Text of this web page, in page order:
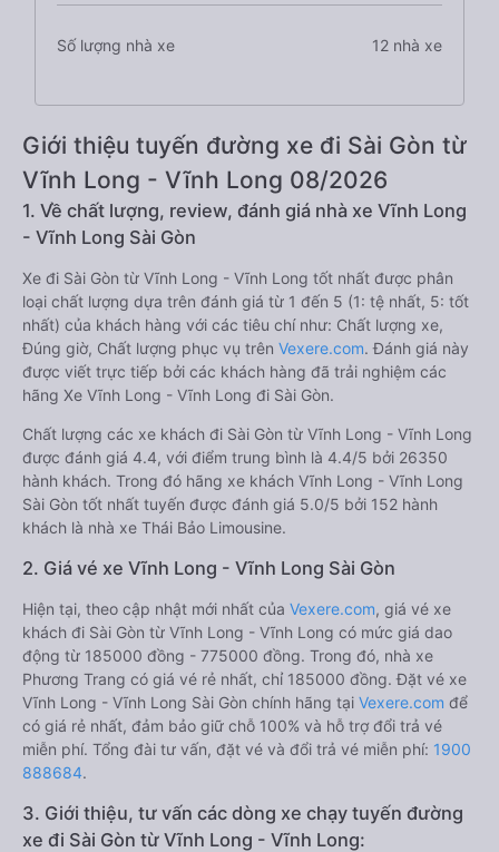
Số lượng nhà xe 12 nhà xe
Giới thiệu tuyến đường xe đi Sài Gòn từ
Vĩnh Long - Vĩnh Long 08/2026
1. Về chất lượng, review, đánh giá nhà xe Vĩnh Long
- Vĩnh Long Sài Gòn
Xe đi Sài Gòn từ Vĩnh Long - Vĩnh Long tốt nhất được phân
loại chất lượng dựa trên đánh giá từ 1 đến 5 (1: tệ nhất, 5: tốt
nhất) của khách hàng với các tiêu chí như: Chất lượng xe,
Đúng giờ, Chất lượng phục vụ trên Vexere.com. Đánh giá này
được viết trực tiếp bởi các khách hàng đã trải nghiệm các
hãng Xe Vĩnh Long - Vĩnh Long đi Sài Gòn.
Chất lượng các xe khách đi Sài Gòn từ Vĩnh Long - Vĩnh Long
được đánh giá 4.4, với điểm trung bình là 4.4/5 bởi 26350
hành khách. Trong đó hãng xe khách Vĩnh Long - Vĩnh Long
Sài Gòn tốt nhất tuyến được đánh giá 5.0/5 bởi 152 hành
khách là nhà xe Thái Bảo Limousine.
2. Giá vé xe Vĩnh Long - Vĩnh Long Sài Gòn
Hiện tại, theo cập nhật mới nhất của Vexere.com, giá vé xe
khách đi Sài Gòn từ Vĩnh Long - Vĩnh Long có mức giá dao
động từ 185000 đồng - 775000 đồng. Trong đó, nhà xe
Phương Trang có giá vé rẻ nhất, chỉ 185000 đồng. Đặt vé xe
Vĩnh Long - Vĩnh Long Sài Gòn chính hãng tại Vexere.com để
có giá rẻ nhất, đảm bảo giữ chỗ 100% và hỗ trợ đổi trả vé
miễn phí. Tổng đài tư vấn, đặt vé và đổi trả vé miễn phí: 1900
888684.
3. Giới thiệu, tư vấn các dòng xe chạy tuyến đường
xe đi Sài Gòn từ Vĩnh Long - Vĩnh Long: